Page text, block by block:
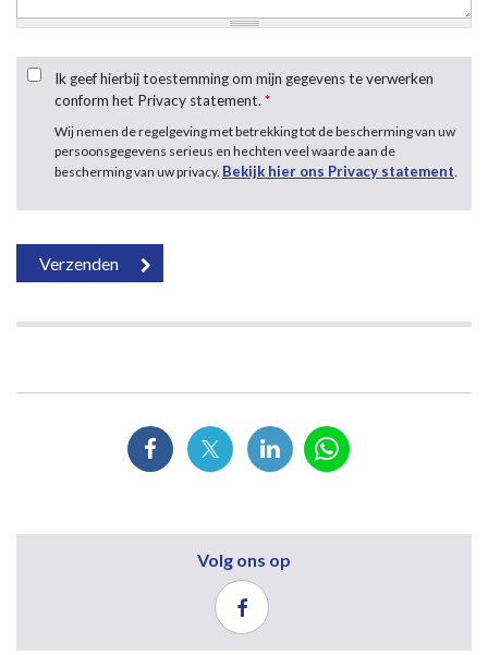
Ik geef hierbij toestemming om mijn gegevens te verwerken
conform het Privacy statement.*
Wij nemen de regelgeving met betrekking tot de bescherming van uw
persoonsgegevens serieus en hechten veel waarde aan de
bescherming van uw privacy. Bekijk hier ons Privacy statement.
Volg ons op